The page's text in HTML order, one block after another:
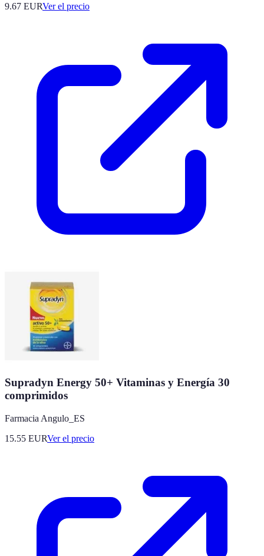
9.67 EURVer el precio
Supradyn Energy 50+ Vitaminas y Energía 30
comprimidos
Farmacia Angulo_ES
15.55 EURVer el precio